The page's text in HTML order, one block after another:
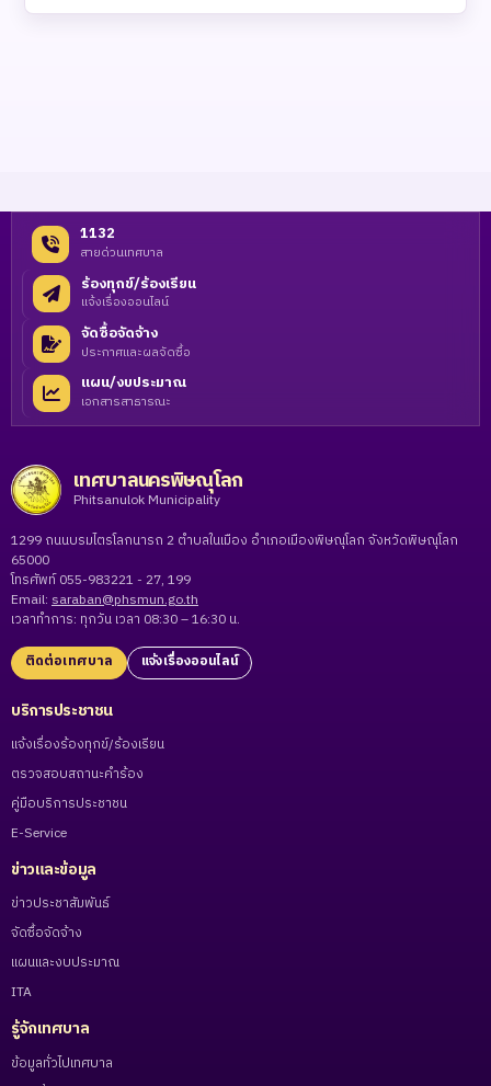
1132
สายด่วนเทศบาล
ร้องทุกข์/ร้องเรียน
แจ้งเรื่องออนไลน์
จัดซื้อจัดจ้าง
ประกาศและผลจัดซื้อ
แผน/งบประมาณ
เอกสารสาธารณะ
เทศบาลนครพิษณุโลก
Phitsanulok Municipality
1299 ถนนบรมไตรโลกนารถ 2 ตำบลในเมือง อำเภอเมืองพิษณุโลก จังหวัดพิษณุโลก
65000
โทรศัพท์ 055-983221 - 27, 199
Email: saraban@phsmun.go.th
เวลาทำการ: ทุกวัน เวลา 08:30 – 16:30 น.
ติดต่อเทศบาล แจ้งเรื่องออนไลน์
บริการประชาชน
แจ้งเรื่องร้องทุกข์/ร้องเรียน
ตรวจสอบสถานะคำร้อง
คู่มือบริการประชาชน
E-Service
ข่าวและข้อมูล
ข่าวประชาสัมพันธ์
จัดซื้อจัดจ้าง
แผนและงบประมาณ
ITA
รู้จักเทศบาล
ข้อมูลทั่วไปเทศบาล